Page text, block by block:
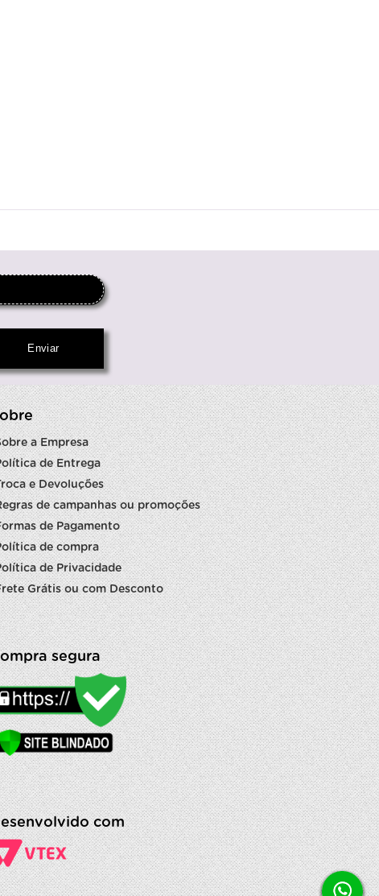
a Empresa
de Entrega
e Devoluções
de campanhas ou promoções
de Pagamento
de compra
de Privacidade
Grátis ou com Desconto
segura
com